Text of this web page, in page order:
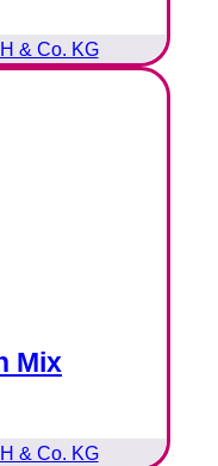
& Co. KG
Mix
& Co. KG